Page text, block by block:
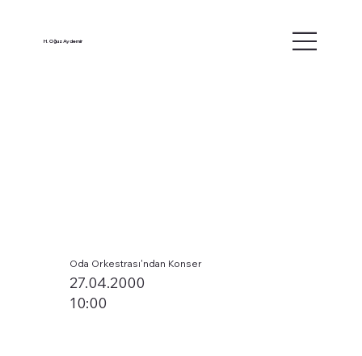
H. Oğuz Aydemir
Oda Orkestrası'ndan Konser
27.04.2000
10:00